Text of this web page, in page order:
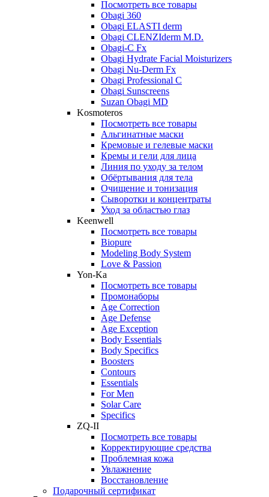
Посмотреть все товары
Obagi 360
Obagi ELASTI derm
Obagi CLENZIderm M.D.
Obagi-C Fx
Obagi Hydrate Facial Moisturizers
Obagi Nu-Derm Fx
Obagi Professional C
Obagi Sunscreens
Suzan Obagi MD
Kosmoteros
Посмотреть все товары
Альгинатные маски
Кремовые и гелевые маски
Кремы и гели для лица
Линия по уходу за телом
Обёртывания для тела
Очищение и тонизация
Сыворотки и концентраты
Уход за областью глаз
Keenwell
Посмотреть все товары
Biopure
Modeling Body System
Love & Passion
Yon-Ka
Посмотреть все товары
Промонаборы
Age Correction
Age Defense
Age Exception
Body Essentials
Body Specifics
Boosters
Contours
Essentials
For Men
Solar Care
Specifics
ZQ-II
Посмотреть все товары
Корректирующие средства
Проблемная кожа
Увлажнение
Восстановление
Подарочный сертификат